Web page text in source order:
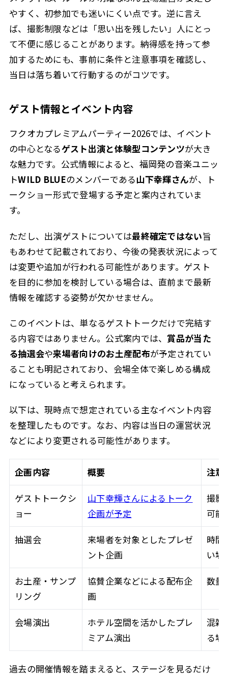
やすく、初参加でも迷いにくい点です。逆に言え
ば、撮影制限などは「思い出を残したい」人にとっ
て不便に感じることがあります。納得感を持って参
加するためにも、事前に条件と注意事項を確認し、
当日は落ち着いて行動するのがコツです。
ゲスト情報とイベント内容
フクオカプレミアムパーティー2026では、イベント
の中心となるゲスト出演と体験型コンテンツが大き
な魅力です。公式情報によると、福岡発の音楽ユニッ
トWILD BLUEのメンバーである山下幸輝さんが、ト
ークショー形式で登場する予定と案内されていま
す。
ただし、出演ゲストについては最終確定ではない旨
もあわせて記載されており、今後の発表状況によって
は変更や追加が行われる可能性があります。ゲスト
を目的に参加を検討している場合は、直前まで最新
情報を確認する姿勢が欠かせません。
このイベントは、単なるゲストトークだけで完結す
る内容ではありません。公式案内では、 賞品が当た
る抽選会や来場者向けのお土産配布が予定されてい
ることも明記されており、会場全体で楽しめる構成
になっていると考えられます。
以下は、現時点で想定されている主なイベント内容
を整理したものです。なお、内容は当日の運営状況
などにより変更される可能性があります。
企画内容 概要 注意
ゲストトークシ
ョー
山下幸輝さんによるトーク
企画が予定
撮影
可能
抽選会
来場者を対象としたプレゼ
ント企画
時間
い場
お土産・サンプ
リング
協賛企業などによる配布企
画
数量
会場演出
ホテル空間を活かしたプレ
ミアム演出
混雑
る場
過去の開催情報を踏まえると、ステージを見るだけ